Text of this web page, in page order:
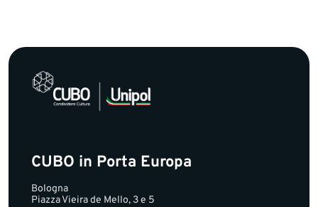
CUBO in Porta Europa
Bologna
Piazza Vieira de Mello, 3 e 5